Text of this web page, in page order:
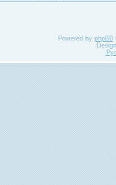
Powered by phpBB